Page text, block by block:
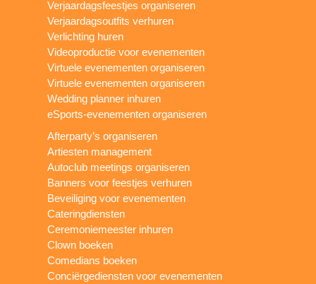
Verjaardagsfeestjes organiseren
Verjaardagsoutfits verhuren
Verlichting huren
Videoproductie voor evenementen
Virtuele evenementen organiseren
Virtuele evenementen organiseren
Wedding planner inhuren
eSports-evenementen organiseren
Afterparty’s organiseren
Artiesten management
Autoclub meetings organiseren
Banners voor feestjes verhuren
Beveiliging voor evenementen
Cateringdiensten
Ceremoniemeester inhuren
Clown boeken
Comedians boeken
Conciërgediensten voor evenementen